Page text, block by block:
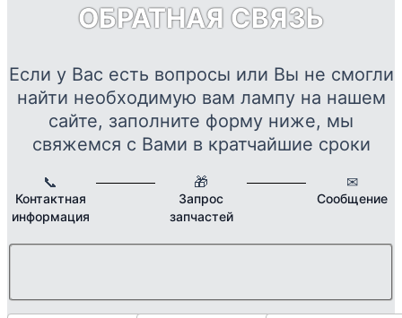
ОБРАТНАЯ СВЯЗЬ
Если у Вас есть вопросы или Вы не смогли
найти необходимую вам лампу на нашем
сайте, заполните форму ниже, мы
свяжемся с Вами в кратчайшие сроки
📞
Контактная
информация
🎁
Запрос
запчастей
✉
Сообщение